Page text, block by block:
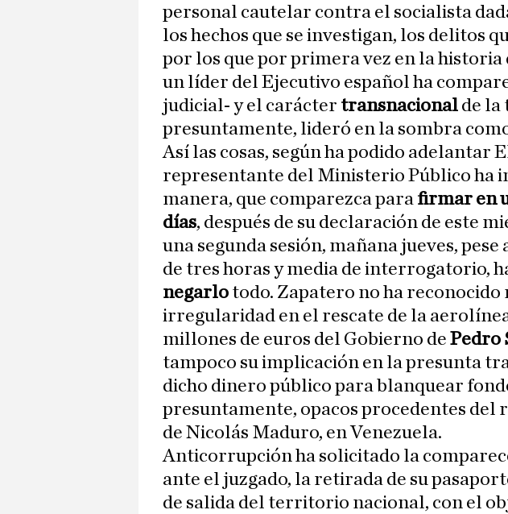
personal cautelar contra el socialista
los hechos que se investigan, los delitos
por los que por primera vez en la historia
un líder del Ejecutivo español ha
judicial- y el carácter transnacional de la
presuntamente, lideró en la sombra
Así las cosas, según ha podido adelantar
representante del Ministerio Público ha
manera, que comparezca para firmar en
días, después de su declaración de este
una segunda sesión, mañana jueves, pese
de tres horas y media de interrogatorio,
negarlo todo. Zapatero no ha reconocido
irregularidad en el rescate de la
millones de euros del Gobierno de Pedro
tampoco su implicación en la presunta
dicho dinero público para blanquear
presuntamente, opacos procedentes del
de Nicolás Maduro, en Venezuela.
Anticorrupción ha solicitado la
ante el juzgado, la retirada de su
de salida del territorio nacional, con el